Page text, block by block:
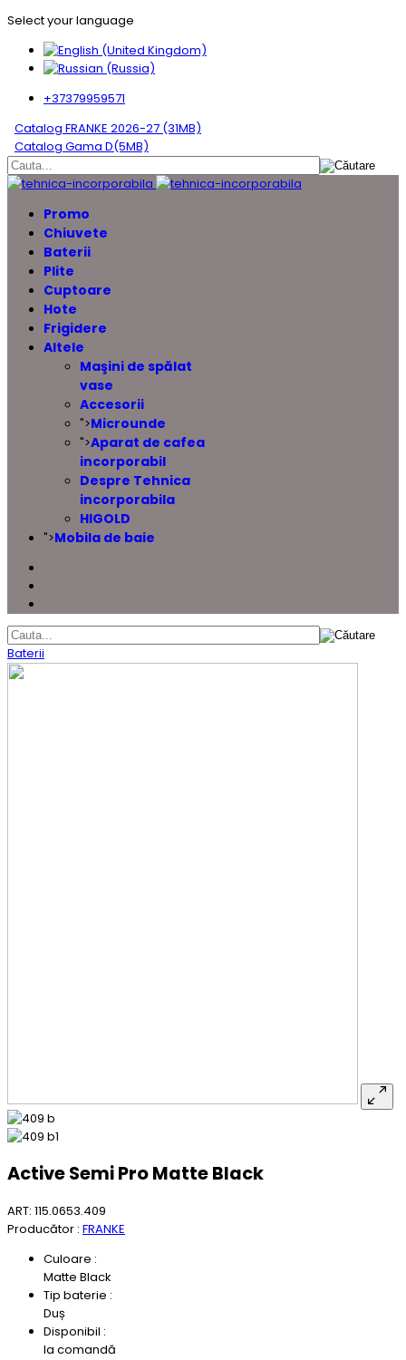
Select your language
+37379959571
Catalog FRANKE 2026-27 (31MB)
Catalog Gama D(5MB)
Promo
Chiuvete
Baterii
Plite
Cuptoare
Hote
Frigidere
Altele
Maşini de spălat
vase
Accesorii
">Microunde
">Aparat de cafea
incorporabil
Despre Tehnica
incorporabila
HIGOLD
">Mobila de baie
Baterii
Active Semi Pro Matte Black
ART: 115.0653.409
Producător : FRANKE
Culoare :
Matte Black
Tip baterie :
Duș
Disponibil :
la comandă